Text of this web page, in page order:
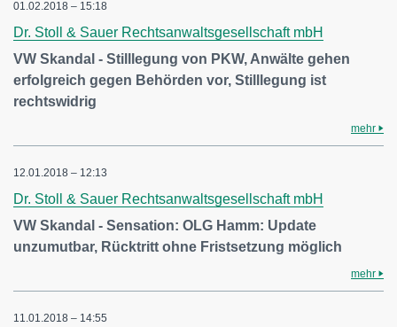
01.02.2018 – 15:18
Dr. Stoll & Sauer Rechtsanwaltsgesellschaft mbH
VW Skandal - Stilllegung von PKW, Anwälte gehen
erfolgreich gegen Behörden vor, Stilllegung ist
rechtswidrig
mehr
12.01.2018 – 12:13
Dr. Stoll & Sauer Rechtsanwaltsgesellschaft mbH
VW Skandal - Sensation: OLG Hamm: Update
unzumutbar, Rücktritt ohne Fristsetzung möglich
mehr
11.01.2018 – 14:55